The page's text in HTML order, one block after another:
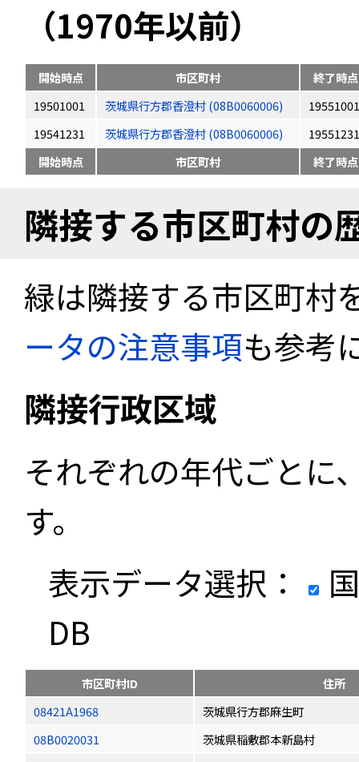
（1970年以前）
開始時点 市区町村
終了時点
19501001
茨城県行方郡香澄村 (08B0060006)
19551001
19541231
茨城県行方郡香澄村 (08B0060006)
19551231
開始時点
市区町村 終了時点
隣接する市区町村の
緑は隣接する市区町村
ータの注意事項も参考
隣接行政区域
それぞれの年代ごとに
す。
表示データ選択：
DB
市区町村ID
住所
08421A1968
茨城県行方郡麻生町
08B0020031
茨城県稲敷郡本新島村